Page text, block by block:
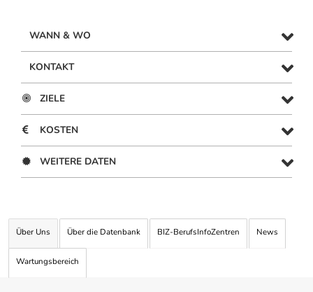
WANN & WO
KONTAKT
ZIELE
KOSTEN
WEITERE DATEN
Über Uns Über die Datenbank BIZ-BerufsInfoZentren News
Wartungsbereich